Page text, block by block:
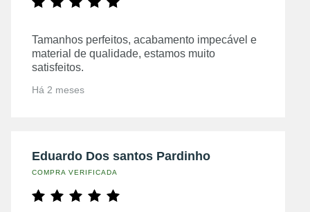
Tamanhos perfeitos, acabamento impecável e
material de qualidade, estamos muito
satisfeitos.
Há 2 meses
Eduardo Dos santos Pardinho
COMPRA VERIFICADA